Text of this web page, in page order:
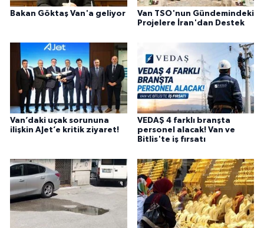
Bakan Göktaş Van'a geliyor
Van TSO'nun Gündemindeki
Projelere İran'dan Destek
Van’daki uçak sorununa
ilişkin AJet’e kritik ziyaret!
VEDAŞ 4 farklı branşta
personel alacak! Van ve
Bitlis'te iş fırsatı